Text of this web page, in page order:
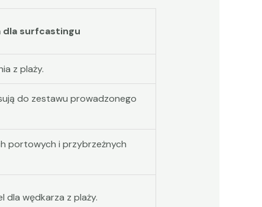
dla surfcastingu
z plaży.
do zestawu prowadzonego
portowych i przybrzeżnych
wędkarza z plaży.